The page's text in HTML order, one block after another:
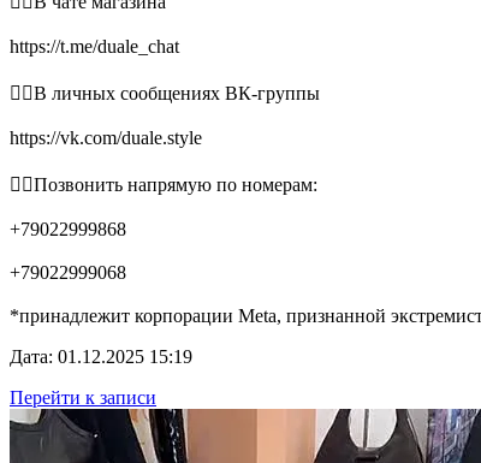
https://t.me/duale_chat
👉🏻В личных сообщениях ВК-группы
https://vk.com/duale.style
👉🏻Позвонить напрямую по номерам:
+79022999868
+79022999068
*принадлежит корпорации Meta, признанной
Дата: 01.12.2025 15:19
Перейти к записи